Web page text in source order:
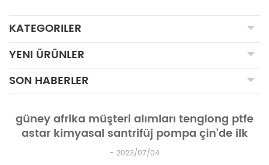
KATEGORILER
YENI ÜRÜNLER
SON HABERLER
güney afrika müşteri alımları tenglong ptfe
astar kimyasal santrifüj pompa çin'de ilk
2023/07/04